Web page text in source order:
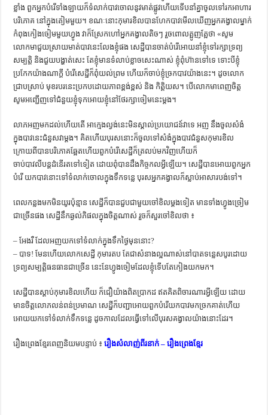
ខ្លាំង ពួកអ្នកបំរើ​ទាំងឡាយក៏ទំលាក់បាវចោលនូវមាត់ផ្លូវហើយទើបនាំគ្នាចូលទៅរកអាហារ
បរិភោគ នៅក្នុងតៀមមួយ។ ខណៈនោះកុមារខិលបានហែកបាវមើលឃើញអ្នកគង្វាលម្នាក់
កំពុង​កៀងចៀមមួយហ្វូង វាក៏ស្រែកហៅអ្នកគង្វាលតិចៗ រួចពោលត្អូញត្អែថា «សូម
លោកមាជួយស្រាយមាត់បាវនេះលែងខ្ញុំផង សេដ្ឋីបានចាត់បំរើអោយនាំខ្ញុំទៅរក្សាទ្រព្យ
សម្បត្ដិ និងជួយបង្ហាត់សេះ តែខ្ញុំមានទំលាប់ខ្លាចសេះណាស់ ខ្ញុំពុំហ៊ានទៅទេ ទោះបីខ្ញុំ
ប្រកែកយ៉ាងណាក្ដី បំរើសេដ្ឋីក៏ពុំយល់ព្រម ហើយក៏ចាប់ខ្ញុំច្រកបាវយ៉ាងនេះ។ ដូចលោក
ជ្រាបស្រាប់​ មុខរបរនេះ​ប្រកបដោយ​ភាពខ្ពង់ខ្ពស់ និង កិត្ដិយស។ បើលោកមាពេញចិត្ដ
សូមអញ្ជើញទៅជំនួយខ្ញុំទុកអោយខ្ញុំនៅថែរក្សាចៀមនេះម្ដង។
លាភអញមកដល់ហើយតើ អាក្មេងល្ងង់នេះមិនស្គាល់ប្រយោជន៍វាទេ អញ នឹងចូលសំងំ
ក្នុងបាវនេះជំនួសវាម្ដង។ គិតហើយបុរសនោះក៏ចូលទៅសំងំក្នុងបាវជំនួសកុមារខិល
ក្រោយពីបាន​បរិភោគ​ឆ្អែតហើយពួកបំរើសេដ្ឋីក៏ត្រលប់មកវិញហើយក៏
ចាប់បាវលីបន្ដដំនើរតទៅទៀត ដោយពុំបានដឹងកិច្ចកលអ្វីឡើយ។ សេដ្ឋីបានអោយពួកអ្នក
បំរើ យកបាវនោះទៅទំលាក់ចោល​ក្នុង​ទឹកទន្លេ បុរសអ្នកគង្វាលក៏ស្លាប់អាសារបង់ទៅ។
ពេលកន្លងមកមិនយូរប៉ុន្មាន សេដ្ឋីក៏បានជួបជាមួយចៅខិលម្ដងទៀត មានទាំងហ្វូងច្រៀម
ជាច្រើនផង សេដ្ឋីនឹកឆ្ងល់ភិផលក្នុងចិត្ដណាស់ រួចក៏សួរចៅខិលថា ៖
– អែងរឺ ដែលអញយកទៅទំលាក់ក្នុងទឹកថ្ងៃមុននោះ?
– បាទ! មែនហើយលោកសេដ្ឋី កុមារតប តែជាសំនាងល្អណាស់នៅបាតទន្លេសបូរដោយ
ទ្រព្យសម្បត្ដិធនធានជាច្រើន នេះនែហ្វូងចៀមដែលខ្ញុំទើបតែកៀងយកមក។
សេដ្ឋីបានស្ដាប់កុមារខិលហើយ ក៏ជឿយ៉ាងពិតប្រាកដ ឥតគិតពិចារណារអ្វីឡើយ ដោយ
មានចិត្ដលោភលន់ពន់ប្រមាណ សេដ្នីក៏បញ្ជាអោយពួកបំរើយក​បាវមកច្រកគាត់ហើយ​
អោយយកទៅ​ទំលាក់ទឹកទន្លេ ដូចកាលដែលធ្វើទៅលើបុរសគង្វាលយ៉ាងនោះដែរ។
រឿងព្រេងខ្មែរពេញនិយមបន្ទាប់ ៖រឿងសំលាញ់ពីរនាក់ – រឿងព្រេងខ្មែរ